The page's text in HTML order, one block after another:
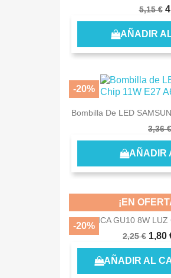
5,15 €
AÑADIR
Bombilla De LED
3,36 €
AÑADIR
-20%
DICROICA GU10 8W LUZ
2,25 € 1,80
AÑADIR AL
¡EN
-20%